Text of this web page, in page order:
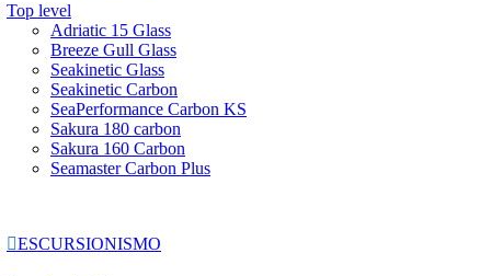
Top level
Adriatic 15 Glass
Breeze Gull Glass
Seakinetic Glass
Seakinetic Carbon
SeaPerformance Carbon KS
Sakura 180 carbon
Sakura 160 Carbon
Seamaster Carbon Plus
ESCURSIONISMO